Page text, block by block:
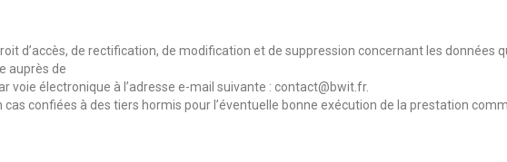
d’accès, de rectification, de modification et de suppression concernant les données
auprès de
voie électronique à l’adresse e-mail suivante : contact@bwit.fr.
confiées à des tiers hormis pour l’éventuelle bonne exécution de la prestation